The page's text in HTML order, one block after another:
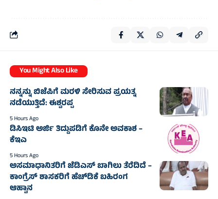
You Might Also Like
ನನ್ನನ್ನು ಬಿಜೆಪಿಗೆ ಮರಳಿ ಸೇರಿಸುವ ಪ್ರಯತ್ನ
ನಡೆಯುತ್ತಿದೆ: ಈಶ್ವರಪ್ಪ
5 Hours Ago
ಡಿಸಿಇಟಿ ಅರ್ಜಿ ತಿದ್ದುಪಡಿಗೆ ಕೊನೇ ಅವಕಾಶ –
ಕೆಇಎ
5 Hours Ago
ಅಸಮಾಧಾನಿತರಿಗೆ ಜೆಡಿಎಸ್‌‍ ಬಾಗಿಲು ತೆರೆದಿದೆ –
ಕಾಂಗ್ರೆಸ್‌‍ ಶಾಸಕರಿಗೆ ಹೆಚ್‌ಡಿಕೆ ಬಹಿರಂಗ
ಆಹ್ವಾನ